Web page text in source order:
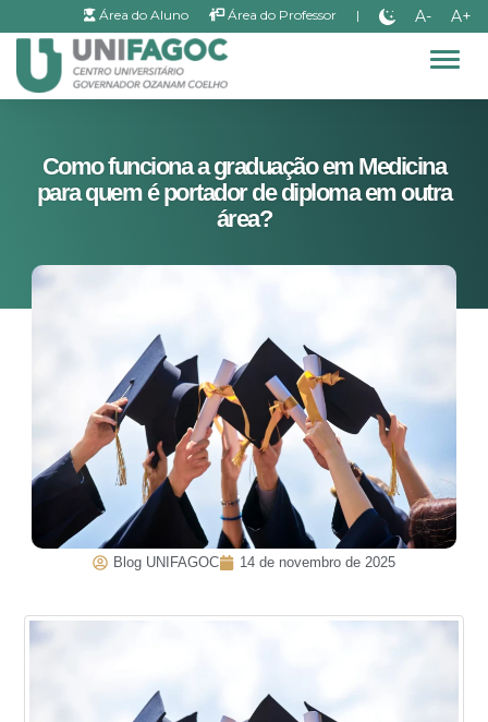
Área do Aluno Área do Professor | A- A+
Como funciona a graduação em Medicina
para quem é portador de diploma em outra
área?
Blog UNIFAGOC 14 de novembro de 2025